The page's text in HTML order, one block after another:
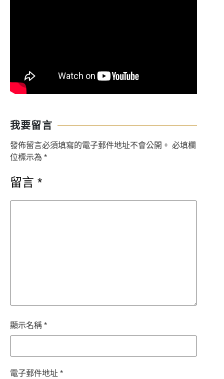
我要留言
發佈留言必須填寫的電子郵件地址不會公開。 必填欄
位標示為 *
留言 *
顯示名稱 *
電子郵件地址 *